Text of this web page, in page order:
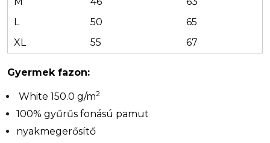
L
50
65
XL
55 67
Gyermek fazon:
White 150.0 g/m2
100% gyűrűs fonású pamut
nyakmegerősítő